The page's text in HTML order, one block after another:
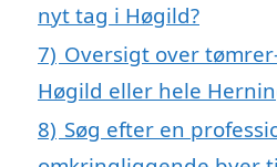
nyt tag i Høgild?
7) Oversigt over
Høgild eller hele
8) Søg efter en